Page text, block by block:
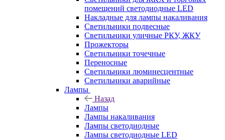
помещений светодиодные LED
Накладные для лампы накаливания
Светильники подвесные
Светильники уличные РКУ, ЖКУ
Прожекторы
Cветильники точечные
Переносные
Светильники люминесцентные
Светильники аварийные
Лампы
Назад
Лампы
Лампы накаливания
Лампы светодиодные
Лампы светодиодные LED